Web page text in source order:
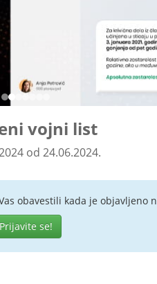
vojni list
od 24.06.2024.
obavestili kada je objavljeno
Prijavite se!